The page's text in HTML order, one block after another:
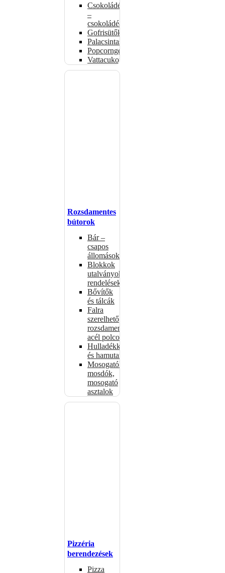
Csokoládémelegítők
–
csokoládéadagolók
Gofrisütők
Palacsintasütők
Popcorngépek
Vattacukorgép
Rozsdamentes
bútorok
Bár –
csapos
állomások
Blokkok
utalványokhoz,
rendelésekhez
Bővítők
és tálcák
Falra
szerelhető
rozsdamentes
acél polcok
Hulladékkosarak
és hamutartók
Mosogatók,
mosdók,
mosogató
asztalok
Pizzéria
berendezések
Pizza